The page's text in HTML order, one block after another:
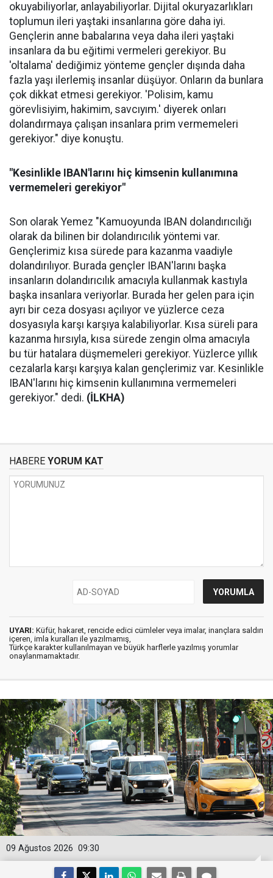
okuyabiliyorlar, anlayabiliyorlar. Dijital okuryazarlıkları
toplumun ileri yaştaki insanlarına göre daha iyi.
Gençlerin anne babalarına veya daha ileri yaştaki
insanlara da bu eğitimi vermeleri gerekiyor. Bu
'oltalama' dediğimiz yönteme gençler dışında daha
fazla yaşı ilerlemiş insanlar düşüyor. Onların da bunlara
çok dikkat etmesi gerekiyor. 'Polisim, kamu
görevlisiyim, hakimim, savcıyım.' diyerek onları
dolandırmaya çalışan insanlara prim vermemeleri
gerekiyor." diye konuştu.
"Kesinlikle IBAN'larını hiç kimsenin kullanımına
vermemeleri gerekiyor"
Son olarak Yemez "Kamuoyunda IBAN dolandırıcılığı
olarak da bilinen bir dolandırıcılık yöntemi var.
Gençlerimiz kısa sürede para kazanma vaadiyle
dolandırılıyor. Burada gençler IBAN'larını başka
insanların dolandırıcılık amacıyla kullanmak kastıyla
başka insanlara veriyorlar. Burada her gelen para için
ayrı bir ceza dosyası açılıyor ve yüzlerce ceza
dosyasıyla karşı karşıya kalabiliyorlar. Kısa süreli para
kazanma hırsıyla, kısa sürede zengin olma amacıyla
bu tür hatalara düşmemeleri gerekiyor. Yüzlerce yıllık
cezalarla karşı karşıya kalan gençlerimiz var. Kesinlikle
IBAN'larını hiç kimsenin kullanımına vermemeleri
gerekiyor." dedi. (İLKHA)
HABERE YORUM KAT
UYARI: Küfür, hakaret, rencide edici cümleler veya imalar, inançlara saldırı
içeren, imla kuralları ile yazılmamış,
Türkçe karakter kullanılmayan ve büyük harflerle yazılmış yorumlar
onaylanmamaktadır.
09:30
09 Ağustos 2026